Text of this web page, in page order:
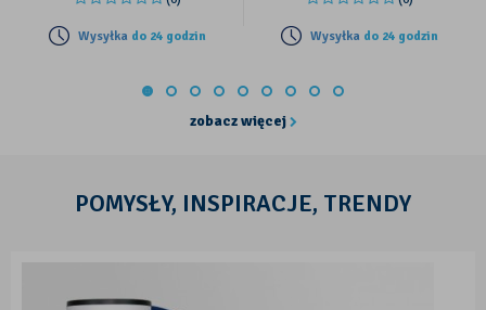
Wysyłka do 24 godzin Wysyłka do 24 godzin
zobacz więcej
POMYSŁY, INSPIRACJE, TRENDY